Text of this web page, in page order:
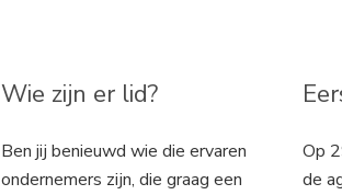
Wie zijn er lid?
Ben jij benieuwd wie die ervaren
ondernemers zijn, die graag een
Op
de